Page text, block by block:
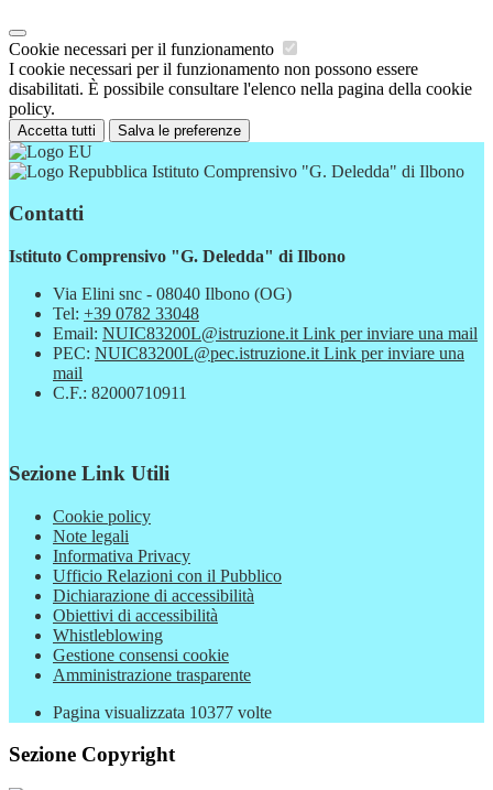
Cookie necessari per il funzionamento
I cookie necessari per il funzionamento non possono essere
disabilitati. È possibile consultare l'elenco nella pagina della cookie
policy.
Accetta tutti Salva le preferenze
Istituto Comprensivo "G. Deledda" di Ilbono
Contatti
Istituto Comprensivo "G. Deledda" di Ilbono
Via Elini snc - 08040 Ilbono (OG)
Tel: +39 0782 33048
Email: NUIC83200L@istruzione.it Link per inviare una mail
PEC: NUIC83200L@pec.istruzione.it Link per inviare una
mail
C.F.: 82000710911
Sezione Link Utili
Cookie policy
Note legali
Informativa Privacy
Ufficio Relazioni con il Pubblico
Dichiarazione di accessibilità
Obiettivi di accessibilità
Whistleblowing
Gestione consensi cookie
Amministrazione trasparente
Pagina visualizzata 10377 volte
Sezione Copyright